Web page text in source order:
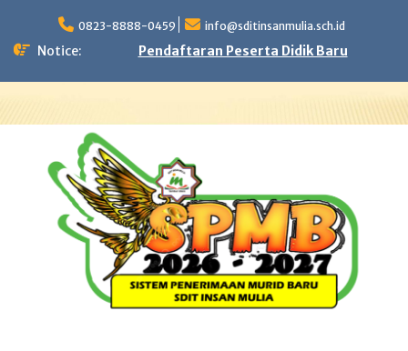
content
0823-8888-0459 info@sditinsanmulia.sch.id
Notice: Pendaftaran Peserta Didik Baru